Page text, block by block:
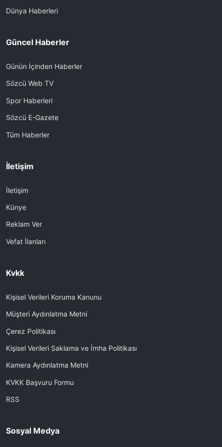
Dünya Haberleri
Güncel Haberler
Günün İçinden Haberler
Sözcü Web TV
Spor Haberleri
Sözcü E-Gazete
Tüm Haberler
İletişim
İletişim
Künye
Reklam Ver
Vefat İlanları
Kvkk
Kişisel Verileri Koruma Kanunu
Müşteri Aydınlatma Metni
Çerez Politikası
Kişisel Verileri Saklama ve İmha Politikası
Kamera Aydınlatma Metni
KVKK Başvuru Formu
RSS
Sosyal Medya